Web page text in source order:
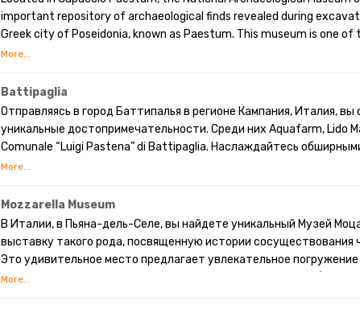
important repository of archaeological finds revealed during
Greek city of Poseidonia, known as Paestum. This museum is one of
presenting valuable artifacts and creating an unforgettable
Battipaglia
Отправляясь в город Баттипалья в регионе Кампания, Италия, вы
уникальные достопримечательности. Среди них Aquafarm, Lido
Comunale “Luigi Pastena” di Battipaglia. Наслаждайтесь
отдыха и развлечений в этом прекрасном городе.
Mozzarella Museum
В Италии, в Пьяна-дель-Селе, вы найдете уникальный Музей
выставку такого рода, посвященную истории сосуществования
Это удивительное место предлагает увлекательное
историю производства моцареллы, раскрывая важность буйвола